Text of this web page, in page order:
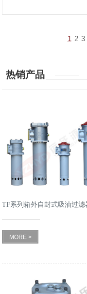
强大实力和卓
1 2 3
热销产品
TF系列箱外自封式吸油过滤
型结构代替LXZ系列)
MORE >